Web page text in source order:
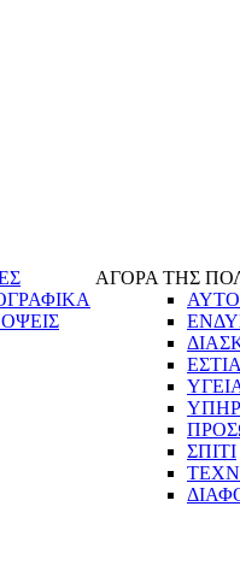
ΑΓΟΡΑ ΤΗΣ
ΣΠΙΤΙ